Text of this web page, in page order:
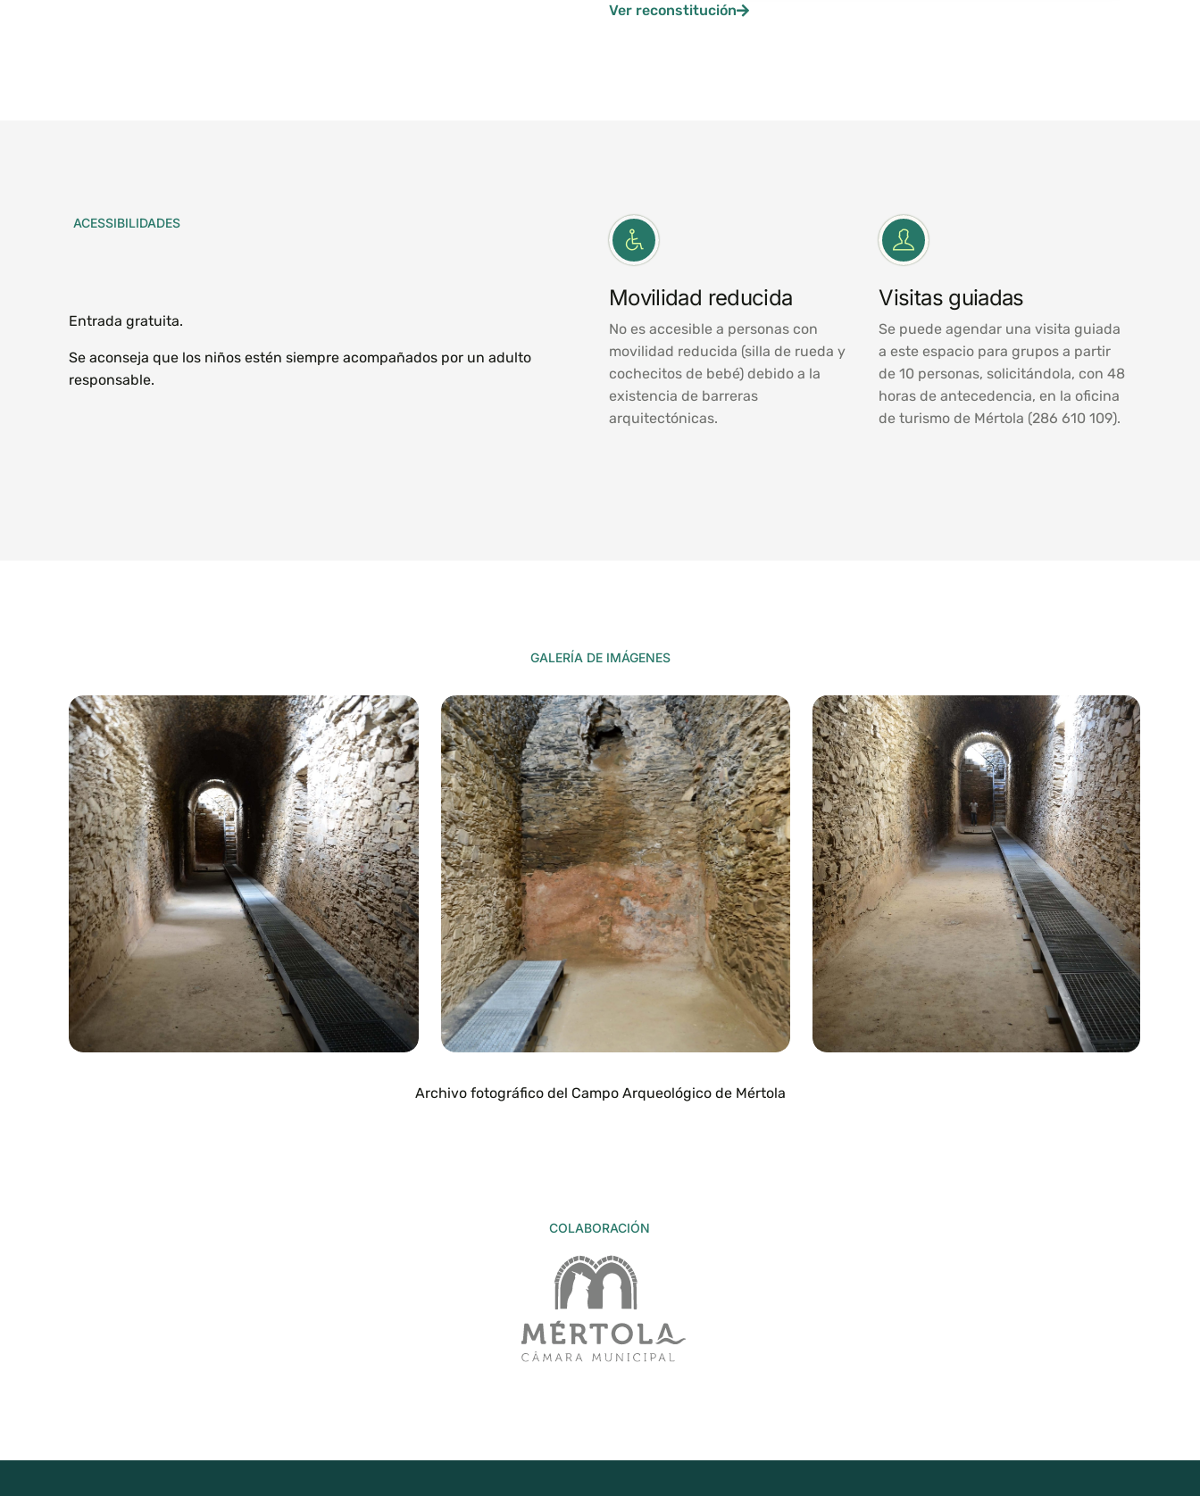
Ver reconstitución
ACESSIBILIDADES
Entrada gratuita.
Se aconseja que los niños estén siempre acompañados por un adulto
responsable.
Movilidad reducida
No es accesible a personas con
movilidad reducida (silla de rueda y
cochecitos de bebé) debido a la
existencia de barreras
arquitectónicas.
Visitas guiadas
Se puede agendar una visita guiada
a este espacio para grupos a partir
de 10 personas, solicitándola, con 48
horas de antecedencia, en la oficina
de turismo de Mértola (286 610 109).
GALERÍA DE IMÁGENES
Archivo fotográfico del Campo Arqueológico de Mértola
COLABORACIÓN